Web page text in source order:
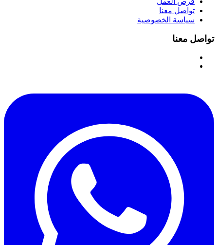
تواصل معنا
سياسة الخصوصية
تواصل معنا